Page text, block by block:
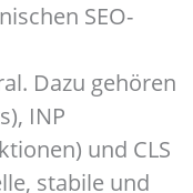
SEO-
Dazu gehören
INP
und CLS
stabile und